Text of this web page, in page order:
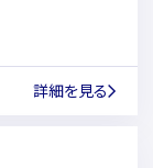
詳細を見る